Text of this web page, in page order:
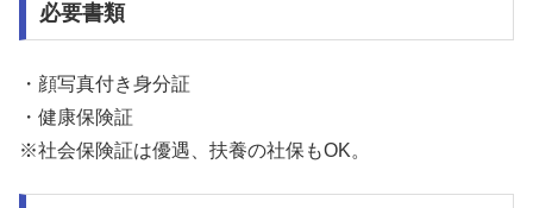
必要書類
・顔写真付き身分証
・健康保険証
※社会保険証は優遇、扶養の社保もOK。